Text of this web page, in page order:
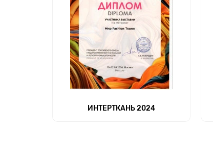
ИНТЕРТКАНЬ 2024